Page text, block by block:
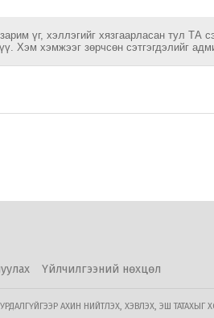
үг, хэллэгийг хязгаарласан тул ТА
Хэм хэмжээг зөрчсөн сэтгэгдэлийг
Үйлчилгээний нөхцөл
АХИН НИЙТЛЭХ, ХЭВЛЭХ, ЭШ ТАТАХЫГ